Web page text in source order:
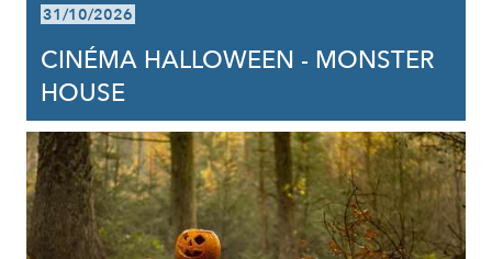
31/10/2026
CINÉMA HALLOWEEN - MONSTER
HOUSE